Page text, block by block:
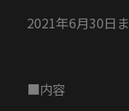
2021年6月30日
■内容